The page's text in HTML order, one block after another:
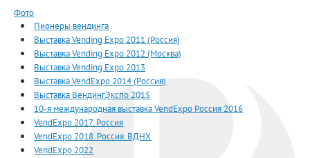
Фото
Пионеры вендинга
Выставка Vending Expo 2011 (Россия)
Выставка Vending Expo 2012 (Москва)
Выставка Vending Expo 2013
Выставка VendExpo 2014 (Россия)
Выставка ВендингЭкспо 2015
10-я международная выставка VendExpo Россия 2016
VendExpo 2017. Россия
VendExpo 2018. Россия. ВДНХ
VendExpo 2022